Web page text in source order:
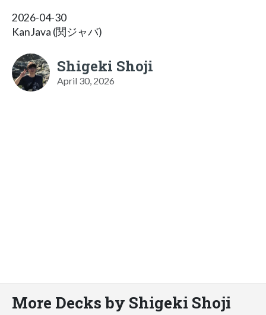
2026-04-30
KanJava (関ジャバ)
Shigeki Shoji
April 30, 2026
More Decks by Shigeki Shoji